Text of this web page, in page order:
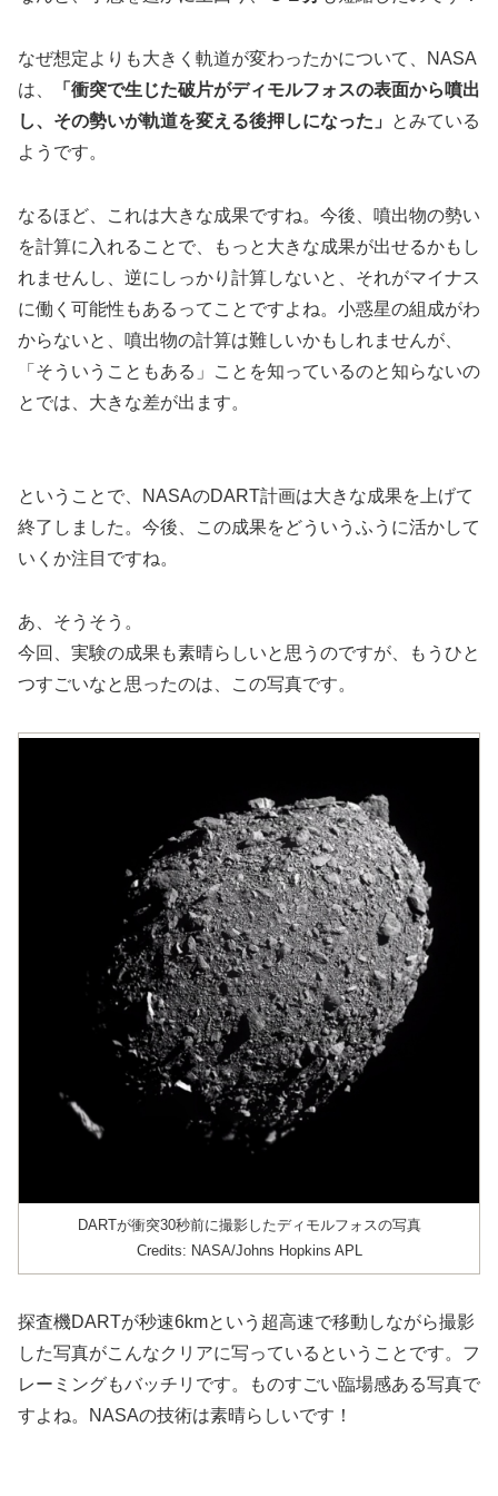
なぜ想定よりも大きく軌道が変わったかについて、NASA
は、
「衝突で生じた破片がディモルフォスの表面から噴出
し、その勢いが軌道を変える後押しになった」
とみている
ようです。
なるほど、これは大きな成果ですね。今後、噴出物の勢い
を計算に入れることで、もっと大きな成果が出せるかもし
れませんし、逆にしっかり計算しないと、それがマイナス
に働く可能性もあるってことですよね。小惑星の組成がわ
からないと、噴出物の計算は難しいかもしれませんが、
「そういうこともある」ことを知っているのと知らないの
とでは、大きな差が出ます。
ということで、NASAのDART計画は大きな成果を上げて
終了しました。今後、この成果をどういうふうに活かして
いくか注目ですね。
あ、そうそう。
今回、実験の成果も素晴らしいと思うのですが、もうひと
つすごいなと思ったのは、この写真です。
DARTが衝突30秒前に撮影したディモルフォスの写真
Credits: NASA/Johns Hopkins APL
探査機DARTが秒速6kmという超高速で移動しながら撮影
した写真がこんなクリアに写っているということです。フ
レーミングもバッチリです。ものすごい臨場感ある写真で
すよね。NASAの技術は素晴らしいです！